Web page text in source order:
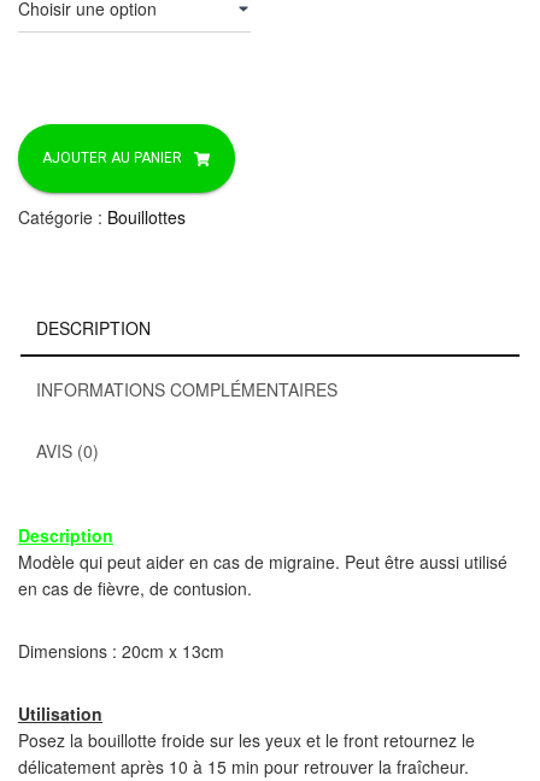
quantité
de
La
"mi-
graine"
AJOUTER AU PANIER
Catégorie : Bouillottes
DESCRIPTION
INFORMATIONS COMPLÉMENTAIRES
AVIS (0)
Description
Modèle qui peut aider en cas de migraine. Peut être aussi utilisé
en cas de fièvre, de contusion.
Dimensions : 20cm x 13cm
Utilisation
Posez la bouillotte froide sur les yeux et le front retournez le
délicatement après 10 à 15 min pour retrouver la fraîcheur.